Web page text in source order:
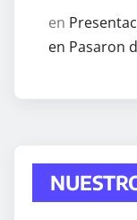
en
en Pasaron